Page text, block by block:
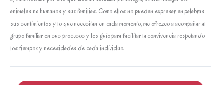
animales no humanos y sus familias. Como ellos no pueden expresar en palabras
sus sentimientos y lo que necesitan en cada momento, me ofrezco a acompañar al
grupo familiar en sus procesos y les guío para facilitar la convivencia respetando
los tiempos y necesidades de cada individuo.